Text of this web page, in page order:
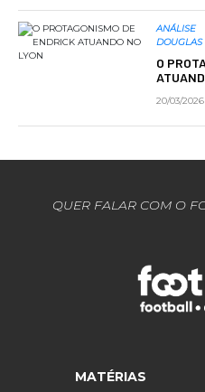
ANÁLISE
DOUGLAS
O
20/03/2026
QUER FALAR COM O
MATÉRIAS